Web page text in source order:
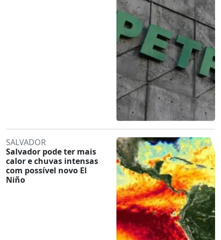
SALVADOR
Salvador pode ter mais
calor e chuvas intensas
com possível novo El
Niño